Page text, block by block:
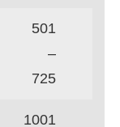
501
–
725
1001